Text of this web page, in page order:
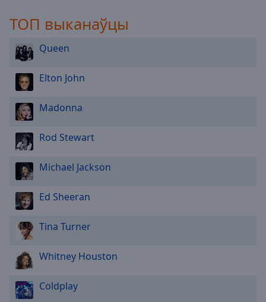
ТОП выканаўцы
Queen
Elton John
Madonna
Rod Stewart
Michael Jackson
Ed Sheeran
Tina Turner
Whitney Houston
Coldplay